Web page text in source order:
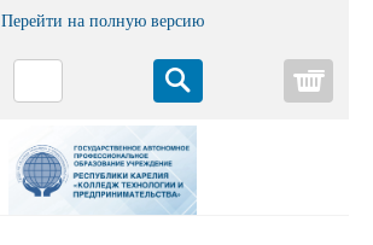
Перейти на полную версию